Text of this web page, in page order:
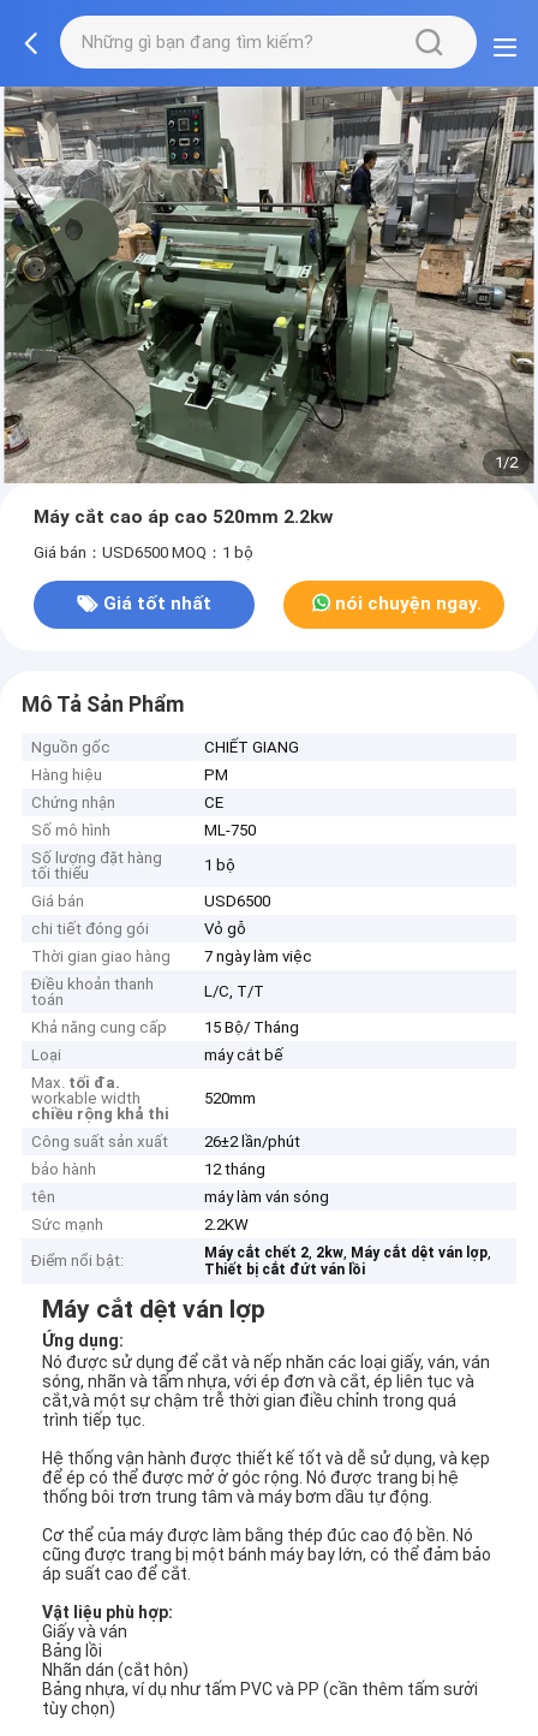
1/2
Máy cắt cao áp cao 520mm 2.2kw
Giá bán：USD6500 MOQ：1 bộ
Giá tốt nhất nói chuyện ngay.
Mô Tả Sản Phẩm
Nguồn gốc
CHIẾT GIANG
Hàng hiệu
PM
Chứng nhận
CE
Số mô hình
ML-750
Số lượng đặt hàng
tối thiểu
1 bộ
Giá bán
USD6500
chi tiết đóng gói
Vỏ gỗ
Thời gian giao hàng
7 ngày làm việc
Điều khoản thanh
toán
L/C, T/T
Khả năng cung cấp
15 Bộ/ Tháng
Loại
máy cắt bế
Max. tối đa.
workable width
chiều rộng khả thi
520mm
Công suất sản xuất
26±2 lần/phút
bảo hành
12 tháng
tên
máy làm ván sóng
Sức mạnh
2.2KW
Điểm nổi bật:
Máy cắt chết 2, 2kw, Máy cắt dệt ván lợp,
Thiết bị cắt đứt ván lồi
Máy cắt dệt ván lợp
Ứng dụng:
Nó được sử dụng để cắt và nếp nhăn các loại giấy, ván, ván
sóng, nhãn và tấm nhựa, với ép đơn và cắt, ép liên tục và
cắt,và một sự chậm trễ thời gian điều chỉnh trong quá
trình tiếp tục.
Hệ thống vận hành được thiết kế tốt và dễ sử dụng, và kẹp
để ép có thể được mở ở góc rộng. Nó được trang bị hệ
thống bôi trơn trung tâm và máy bơm dầu tự động.
Cơ thể của máy được làm bằng thép đúc cao độ bền. Nó
cũng được trang bị một bánh máy bay lớn, có thể đảm bảo
áp suất cao để cắt.
Vật liệu phù hợp:
Giấy và ván
Bảng lồi
Nhãn dán (cắt hôn)
Bảng nhựa, ví dụ như tấm PVC và PP (cần thêm tấm sưởi
tùy chọn)